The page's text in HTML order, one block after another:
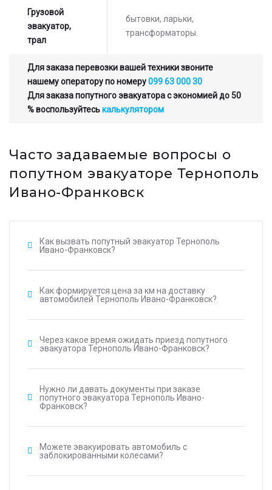
Грузовой
эвакуатор,
трал
бытовки, ларьки,
трансформаторы.
Для заказа перевозки вашей техники звоните
нашему оператору по номеру099 63 000 30
Для заказа попутного эвакуатора с экономией до 50
% воспользуйтеськалькулятором
Часто задаваемые вопросы о
попутном эвакуаторе Тернополь
Ивано-Франковск
Как вызвать попутный эвакуатор Тернополь
Ивано-Франковск?
Как формируется цена за км на доставку
автомобилей Тернополь Ивано-Франковск?
Через какое время ожидать приезд попутного
эвакуатора Тернополь Ивано-Франковск?
Нужно ли давать документы при заказе
попутного эвакуатора Тернополь Ивано-
Франковск?
Можете эвакуировать автомобиль с
заблокированными колесами?